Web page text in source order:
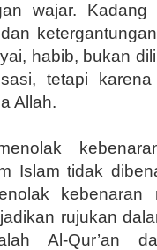
wajar.
habib, bukan
tetapi
Allah.
Islam tidak
kebenaran
rujukan
Al-Qur’an